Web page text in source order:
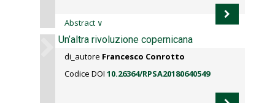
Abstract ∨
Un’altra rivoluzione copernicana
di_autore Francesco Conrotto
Codice DOI 10.26364/RPSA20180640549